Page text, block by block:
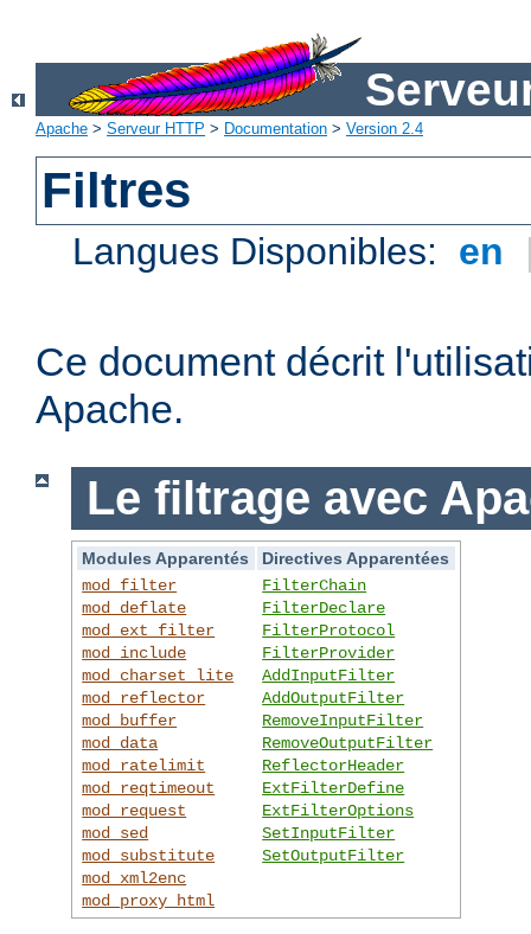
Apache > Serveur HTTP > Documentation > Version 2.4
Filtres
Langues Disponibles: en
Ce document décrit
Apache.
Le filtrage avec
Modules Apparentés
Directives Apparentées
mod_filter
mod_deflate
mod_ext_filter
mod_include
mod_charset_lite
mod_reflector
mod_buffer
mod_data
mod_ratelimit
mod_reqtimeout
mod_request
mod_sed
mod_substitute
mod_xml2enc
mod_proxy_html
FilterChain
FilterDeclare
FilterProtocol
FilterProvider
AddInputFilter
AddOutputFilter
RemoveInputFilter
RemoveOutputFilter
ReflectorHeader
ExtFilterDefine
ExtFilterOptions
SetInputFilter
SetOutputFilter